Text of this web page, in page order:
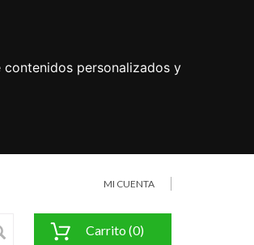
personalizados y
MI CUENTA
Carrito (0)